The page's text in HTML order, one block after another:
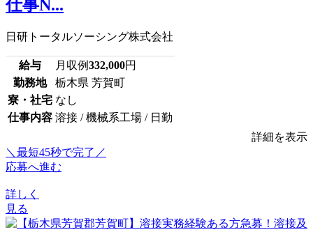
仕事N...
日研トータルソーシング株式会社
給与 月収例332,000円
勤務地
栃木県 芳賀町
寮・社宅 なし
仕事内容 溶接 / 機械系工場 / 日勤
詳細を表示
＼最短45秒で完了／
応募へ進む
詳しく
見る